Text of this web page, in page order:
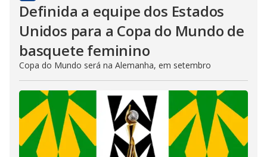
Definida a equipe dos Estados
Unidos para a Copa do Mundo de
basquete feminino
Copa do Mundo será na Alemanha, em setembro